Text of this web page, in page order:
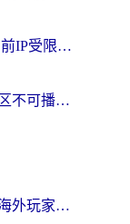
在越南看CCTV5世界杯直播当前IP受限制？海外党体育观赛终极指南来了
在日本看央视频世界杯当前地区不可播放？海外党体育观赛终极指南
在欧洲打魔兽世界如何不卡？海外玩家的国服游戏加速终极攻略